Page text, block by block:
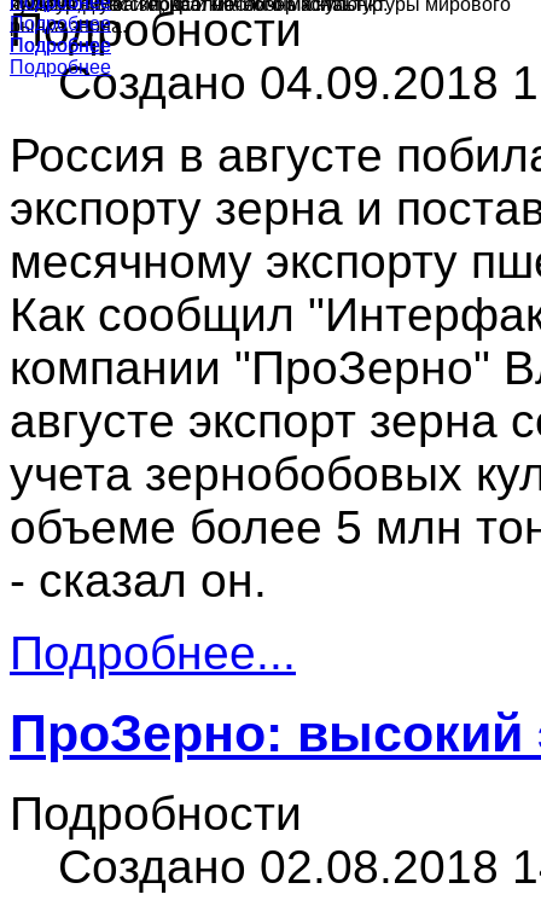
культур в России, краткий обзор конъюнктуры мирового
рынка зерна.
Подробнее
ячменя, муки и подсолнечного масла.
Подробнее
производства зерна и масличных культур.
Подробнее
Подробнее
Подробности
Создано 04.09.2018
Россия в августе
экспорту зерна и
месячному экспорту
Как сообщил
компании "ПроЗерно"
августе экспорт зерна
учета зернобобовых
объеме более 5 млн
- сказал он.
Подробнее...
ПроЗерно: высокий
Подробности
Создано 02.08.2018